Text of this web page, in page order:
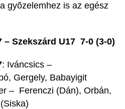
gyõzelemhez is az egész
– Szekszárd U17 7-0 (3-0)
: Iváncsics –
Gergely, Babayigit
– Ferenczi (Dán), Orbán,